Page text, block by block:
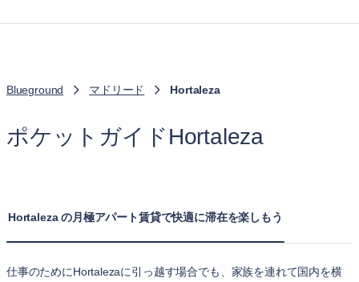
Blueground マドリード Hortaleza
ポケットガイドHortaleza
Hortaleza の月極アパート賃貸で快適に滞在を楽しもう
仕事のためにHortalezaに引っ越す場合でも、家族を連れて国内を横